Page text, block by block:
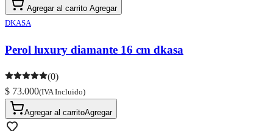
Agregar al carrito Agregar
DKASA
Perol luxury diamante 16 cm dkasa
(0)
$ 73.000(IVA Incluido)
Agregar al carritoAgregar